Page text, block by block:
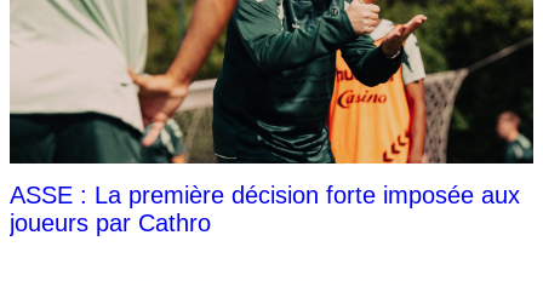
ASSE : La première décision forte imposée aux
joueurs par Cathro